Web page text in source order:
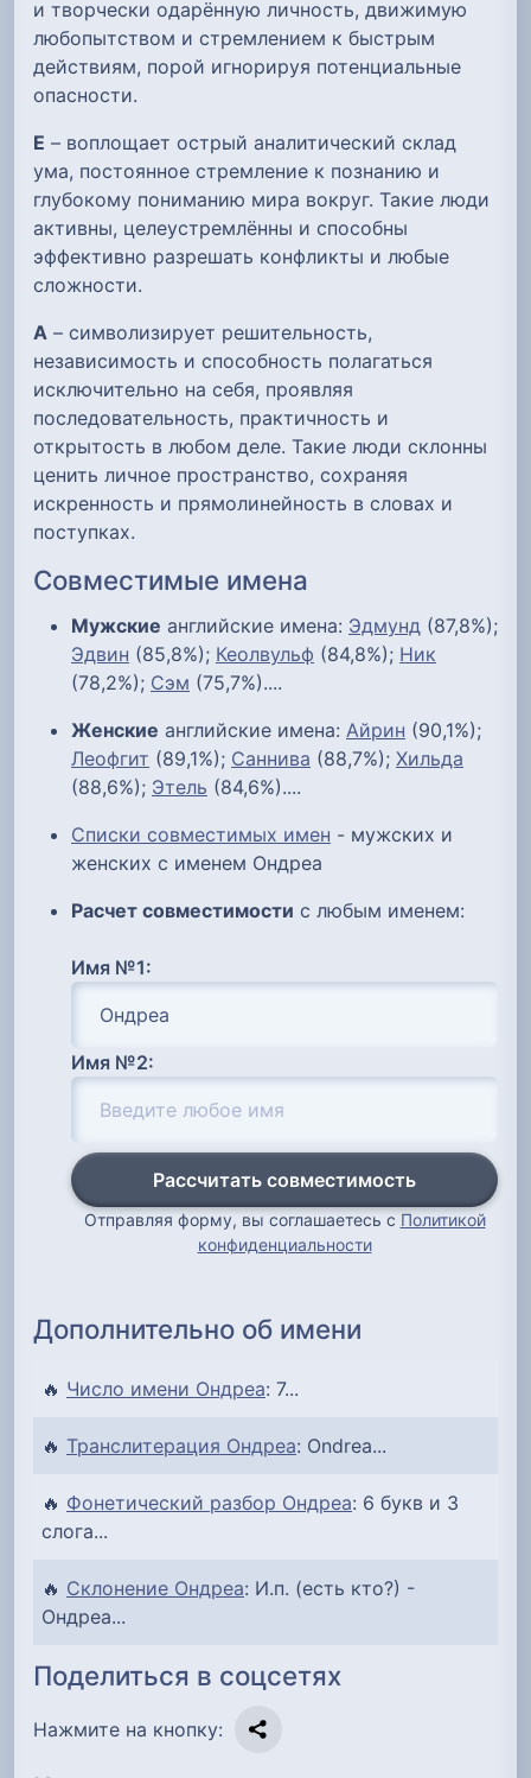
и творчески одарённую личность, движимую
любопытством и стремлением к быстрым
действиям, порой игнорируя потенциальные
опасности.
Е – воплощает острый аналитический склад
ума, постоянное стремление к познанию и
глубокому пониманию мира вокруг. Такие люди
активны, целеустремлённы и способны
эффективно разрешать конфликты и любые
сложности.
А – символизирует решительность,
независимость и способность полагаться
исключительно на себя, проявляя
последовательность, практичность и
открытость в любом деле. Такие люди склонны
ценить личное пространство, сохраняя
искренность и прямолинейность в словах и
поступках.
Совместимые имена
Мужские английские имена: Эдмунд (87,8%);
Эдвин (85,8%); Кеолвульф (84,8%); Ник
(78,2%); Сэм (75,7%)....
Женские английские имена: Айрин (90,1%);
Леофгит (89,1%); Саннива (88,7%); Хильда
(88,6%); Этель (84,6%)....
Списки совместимых имен - мужских и
женских с именем Ондреа
Расчет совместимости с любым именем:
Имя №1:
Имя №2:
Рассчитать совместимость
Отправляя форму, вы соглашаетесь с Политикой
конфиденциальности
Дополнительно об имени
🔥 Число имени Ондреа: 7...
🔥 Транслитерация Ондреа: Ondrea...
🔥 Фонетический разбор Ондреа: 6 букв и 3
слога...
🔥 Склонение Ондреа: И.п. (есть кто?) -
Ондреа...
Поделиться в соцсетях
Нажмите на кнопку: